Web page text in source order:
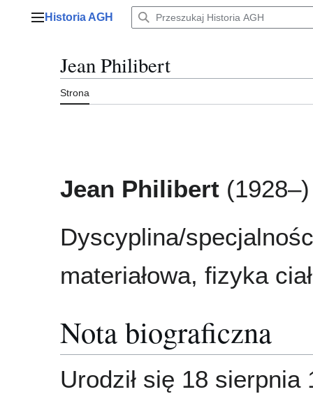
Menu główne
Historia AGH
Jean Philibert
Strona
Jean Philibert (1928–)
Dyscyplina/
materiałowa, fizyka
Nota biograficzna
Urodził się 18 sierpnia